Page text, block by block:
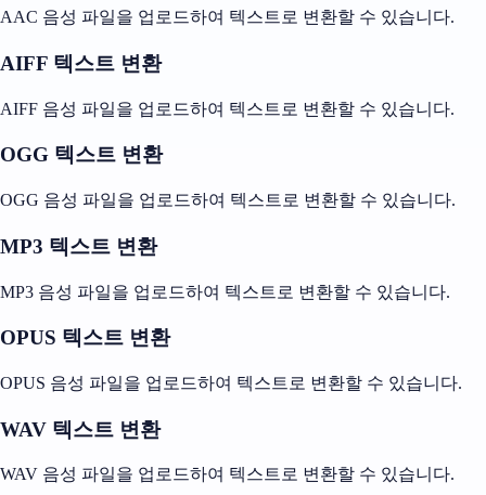
AAC 음성 파일을 업로드하여 텍스트로 변환할 수 있습니다.
AIFF 텍스트 변환
AIFF 음성 파일을 업로드하여 텍스트로 변환할 수 있습니다.
OGG 텍스트 변환
OGG 음성 파일을 업로드하여 텍스트로 변환할 수 있습니다.
MP3 텍스트 변환
MP3 음성 파일을 업로드하여 텍스트로 변환할 수 있습니다.
OPUS 텍스트 변환
OPUS 음성 파일을 업로드하여 텍스트로 변환할 수 있습니다.
WAV 텍스트 변환
WAV 음성 파일을 업로드하여 텍스트로 변환할 수 있습니다.